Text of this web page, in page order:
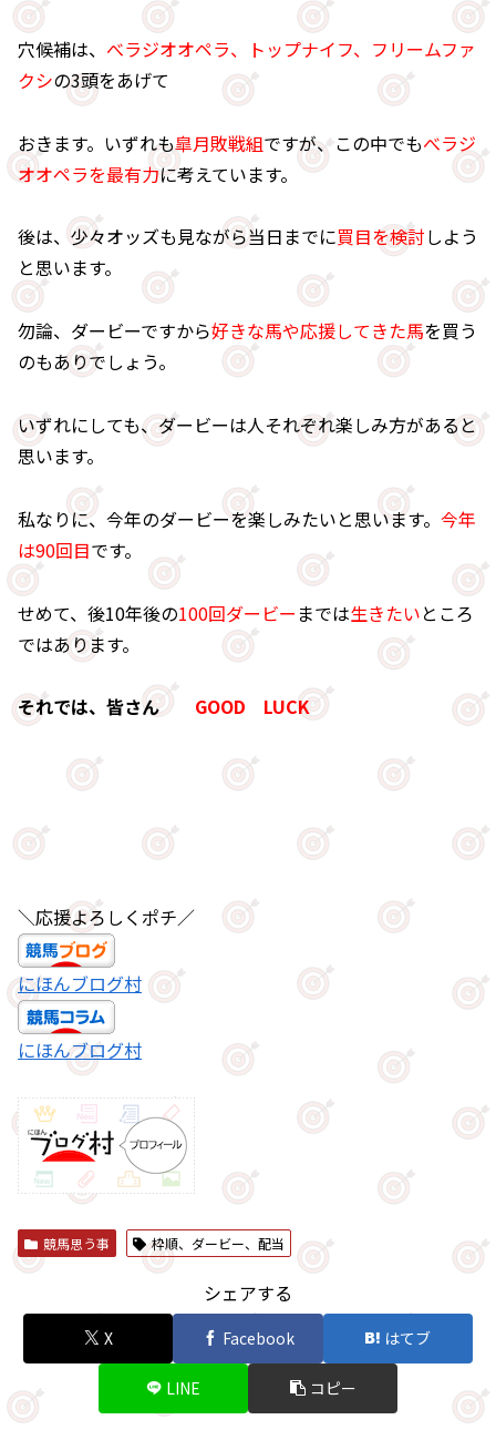
穴候補は、 べラジオオペラ、トップナイフ、フリームファ
クシの3頭をあげて
おきます。いずれも皐月敗戦組ですが、この中でもべラジ
オオペラを最有力に考えています。
後は、少々オッズも見ながら当日までに買目を検討しよう
と思います。
勿論、ダービーですから好きな馬や応援してきた馬を買う
のもありでしょう。
いずれにしても、ダービーは人それぞれ楽しみ方があると
思います。
私なりに、今年のダービーを楽しみたいと思います。 今年
は90回目です。
せめて、後10年後の100回ダービー までは生きたいところ
ではあります。
それでは、皆さん GOOD LUCK
＼応援よろしくポチ／
にほんブログ村
にほんブログ村
競馬思う事 枠順、ダービー、配当
シェアする
X Facebook はてブ
LINE コピー